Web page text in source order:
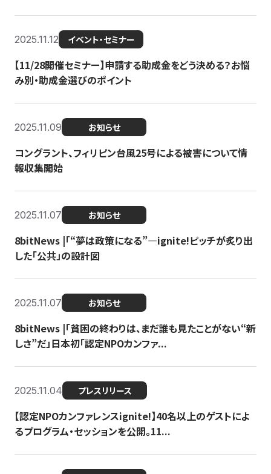
2025.11.12 イベント・セミナー
【11/28開催セミナー】申請する助成金をどう決める？お悩
み別・助成金選びのポイント
2025.11.09 お知らせ
コングラント、フィリピン台風25号による被害について情
報収集開始
2025.11.07 お知らせ
8bitNews |「“夢は政策になる”—ignite!ピッチが炙り出
した「公共」の設計図
2025.11.07 お知らせ
8bitNews |「貧困の終わりは、まだ誰も見たことがない“新
しさ”だ」日本初「認定NPOカンファ...
2025.11.04 プレスリリース
【認定NPOカンファレンスignite!】40名以上のゲストによ
るプログラム・セッションを公開。11...